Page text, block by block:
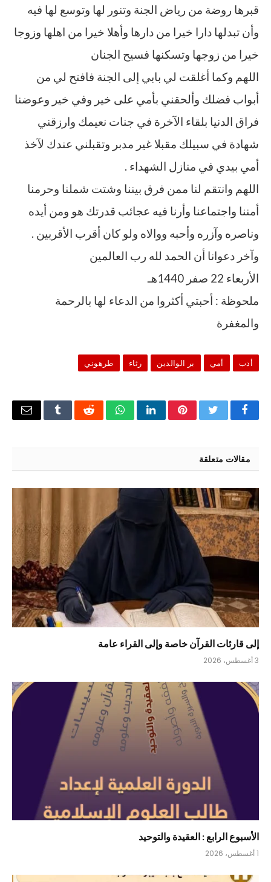
قبرها روضة من رياض الجنة وتنور لها وتوسع لها فيه
وأن تبدلها دارا خيرا من دارها وأهلا خيرا من اهلها وزوجا
خيرا من زوجها وتسكنها فسيح الجنان
اللهم وكما أغلقت لي بابي إلى الجنة فافتح لي من
أبواب فضلك وألحقني بأمي على خير وفي خير وعوضنا
فراق الدنيا بلقاء الآخرة في جنات نعيمك وارزقني
شهادة في سبيلك مقبلا غير مدبر وتقبلني عندك لآخذ
أمي بيدي في منازل الشهداء .
اللهم وانتقم لنا ممن فرق بيننا وشتت شملنا وحرمنا
أمننا واجتماعنا وأرنا فيه عجائب قدرتك هو ومن أيده
وناصره وآزره وأحبه ووالاه ولو كان أقرب الأقربين .
وآخر دعوانا أن الحمد لله رب العالمين
الأربعاء 22 صفر 1440هـ
ملحوظة : أحبتي أكثروا من الدعاء لها بالرحمة
والمغفرة
أدب أمي بر الوالدين رثاء طرهوني
فيسبوكتويتر بينتيريستلينكدإنواتسابرديت Tumblrالبريد
مقالات متعلقة
إلى قارئات القرآن خاصة وإلى القراء عامة
3 أغسطس، 2026
الأسبوع الرابع : العقيدة والتوحيد
1 أغسطس، 2026